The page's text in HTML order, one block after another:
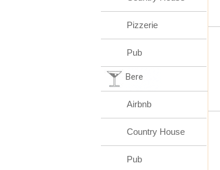
Pizzerie
Pub
Bere
Airbnb
Country House
Pub